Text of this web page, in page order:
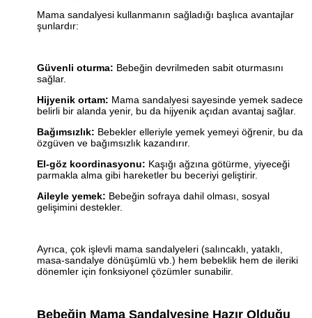
Mama sandalyesi kullanmanın sağladığı başlıca avantajlar
şunlardır:
Güvenli oturma: Bebeğin devrilmeden sabit oturmasını
sağlar.
Hijyenik ortam: Mama sandalyesi sayesinde yemek sadece
belirli bir alanda yenir, bu da hijyenik açıdan avantaj sağlar.
Bağımsızlık: Bebekler elleriyle yemek yemeyi öğrenir, bu da
özgüven ve bağımsızlık kazandırır.
El-göz koordinasyonu: Kaşığı ağzına götürme, yiyeceği
parmakla alma gibi hareketler bu beceriyi geliştirir.
Aileyle yemek: Bebeğin sofraya dahil olması, sosyal
gelişimini destekler.
Ayrıca, çok işlevli mama sandalyeleri (salıncaklı, yataklı,
masa-sandalye dönüşümlü vb.) hem bebeklik hem de ileriki
dönemler için fonksiyonel çözümler sunabilir.
Bebeğin Mama Sandalyesine Hazır Olduğu